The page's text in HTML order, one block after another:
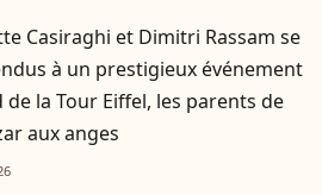
Casiraghi et Dimitri Rassam se
à un prestigieux événement
de la Tour Eiffel, les parents de
aux anges